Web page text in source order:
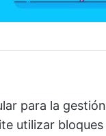
para la gestión
utilizar bloques